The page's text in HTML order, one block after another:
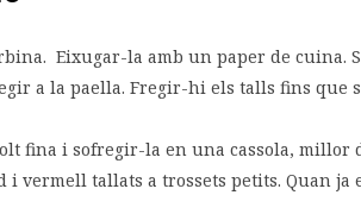
Eixugar-la amb un paper de cuina.
a la paella. Fregir-hi els talls fins que
fina i sofregir-la en una cassola,
i vermell tallats a trossets petits. Quan